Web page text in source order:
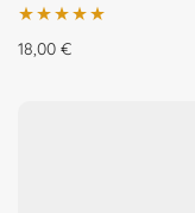
Įvertinimas:
18,00 €